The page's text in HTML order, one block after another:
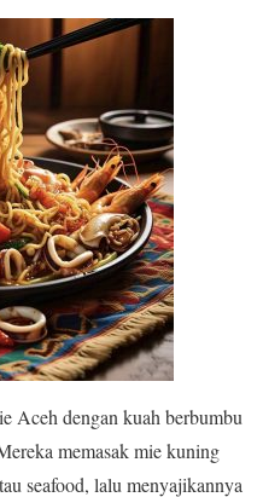
Aceh dengan kuah berbumbu
memasak mie kuning
seafood, lalu menyajikannya